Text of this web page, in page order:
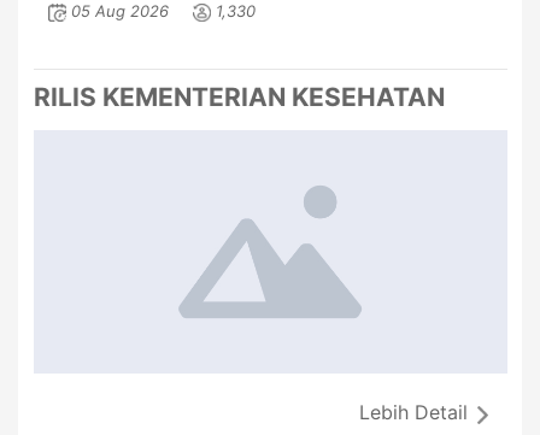
05 Aug 2026 1,330
RILIS KEMENTERIAN KESEHATAN
Lebih Detail